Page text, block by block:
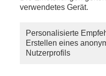
schreiben Sie uns eine
Sie vermissen einen
verwendetes Gerät.
Personalisierte
Erstellen eines
Nutzerprofils